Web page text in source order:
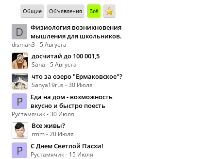
Общие Объявления Всё
D
Физиология возникновения
мышления для школьников.
disman3 - 5 Августа
досчитай до 100 001,5
Sana - 5 Августа
что за озеро "Ермаковское"?
Sanya19rus - 30 Июля
Р
Еда на дом - возможность
вкусно и быстро поесть
Рустамячик - 30 Июля
Все живы?
rmm - 20 Июля
Р С Днем Светлой Пасхи!
Рустамячик - 15 Июля